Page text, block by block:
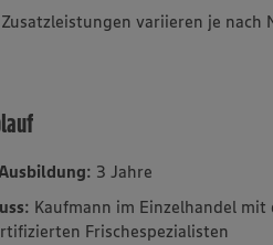
variieren je
: 3 Jahre
: Kaufmann im Einzelhandel
Frischespezialisten